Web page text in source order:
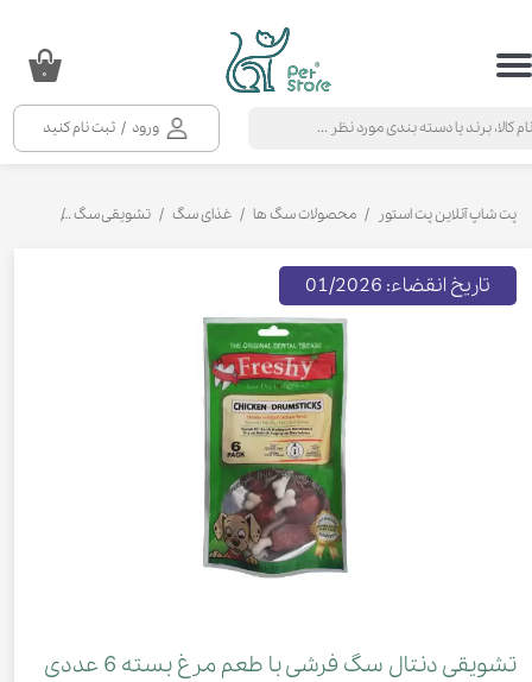
ورود / ثبت نام کنید
حساب کاربری من
خروج از حساب کاربری
۰
پت شاپ آنلاین پت استور محصولات سگ ها غذای سگ تشویقی سگ
تشویقی دنتال سگ فرشی با طعم مرغ بسته 6 عددی
تاریخ انقضاء: 01/2026